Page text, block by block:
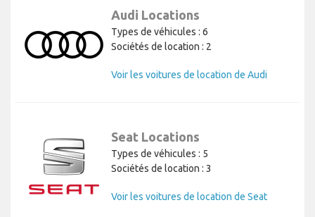
Audi Locations
Types de véhicules : 6
Sociétés de location : 2
Voir les voitures de location de Audi
Seat Locations
Types de véhicules : 5
Sociétés de location : 3
Voir les voitures de location de Seat